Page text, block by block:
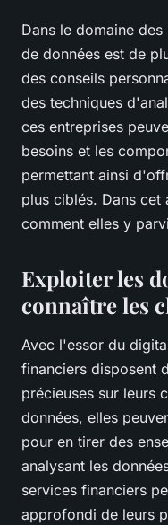
Dans le domaine
de données est de
des conseils
des techniques
ces entreprises
besoins et les
permettant ainsi
plus ciblés. Dans
comment elles y
Exploiter les
connaître les
Avec l'essor du
financiers disposent
précieuses sur leurs
données, elles
pour en tirer des
analysant les
services financiers
approfondi de leurs